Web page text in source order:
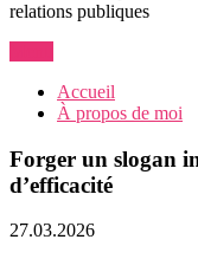
relations publiques
Accueil
À propos de moi
Forger un slogan
d’efficacité
27.03.2026